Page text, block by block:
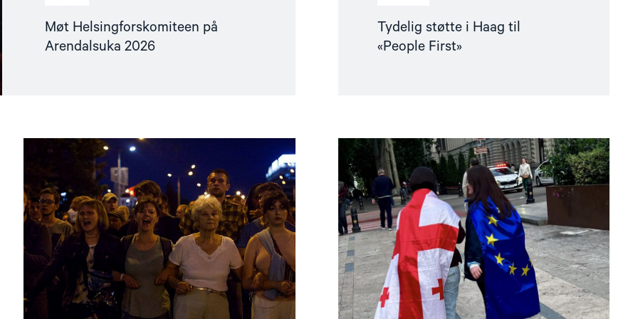
Møt Helsingforskomiteen på
Arendalsuka 2026
Tydelig støtte i Haag til
«People First»
"Utviklingspolitikken
må
ta
menneskerettigheter
på
alvor"
Read
article
"Norge
fremme
en
mellomstatlig
klage
mot
Georgia"